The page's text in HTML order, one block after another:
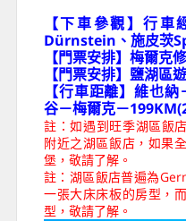
【下車參觀】行
Dürnstein、施皮茨
【門票安排】梅爾克
【門票安排】鹽湖區
【行車距離】維也
谷－梅爾克－
註：如遇到旺季湖區飯
附近之湖區飯店，如果
堡，敬請了解。
註：湖區飯店普遍為
一張大床床板的房型，
型，敬請了解。